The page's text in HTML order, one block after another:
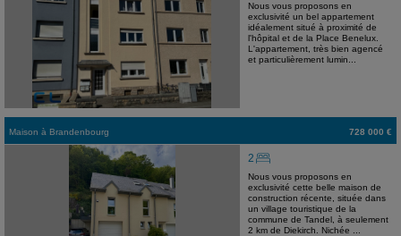
Nous vous proposons en
exclusivité un bel appartement
idéalement situé à proximité de
l'hôpital et de la Place Benelux.
L'appartement, très bien agencé
et particulièrement lumin...
Maison à Brandenbourg 728 000 €
2
Nous vous proposons en
exclusivité cette belle maison de
construction récente, située dans
un village touristique de la
commune de Tandel, à seulement
2 km de Diekirch. Nichée ...